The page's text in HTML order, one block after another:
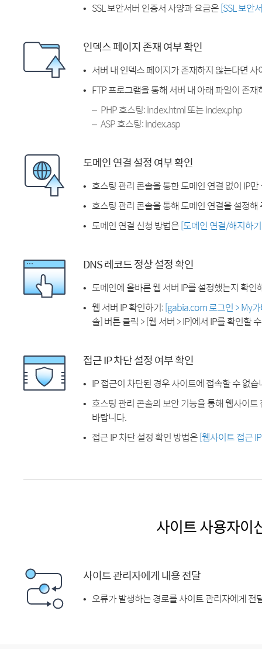
SSL 보안서버 인증서 사양과 요금은[SSL 보안
인덱스 페이지 존재 여부 확인
서버 내 인덱스 페이지가 존재하지 않는다면
FTP 프로그램을 통해 서버 내 아래 파일이 존
PHP 호스팅: index.html 또는 index.php
ASP 호스팅: index.asp
도메인 연결 설정 여부 확인
호스팅 관리 콘솔을 통한 도메인 연결 없이 IP
호스팅 관리 콘솔을 통해 도메인 연결을 설정해
도메인 연결 신청 방법은[도메인 연결/해지하
DNS 레코드 정상 설정 확인
도메인에 올바른 웹 서버 IP를 설정했는지 확인
웹 서버 IP 확인하기:[gabia.com 로그인 > My
솔] 버튼 클릭 > [웹 서버 > IP]에서 IP를 확인할
접근 IP 차단 설정 여부 확인
IP 접근이 차단된 경우 사이트에 접속할 수 없습
호스팅 관리 콘솔의 보안 기능을 통해 웹사이
바랍니다.
접근 IP 차단 설정 확인 방법은[웹사이트 접근
사이트 사용자이
사이트 관리자에게 내용 전달
오류가 발생하는 경로를 사이트 관리자에게 전